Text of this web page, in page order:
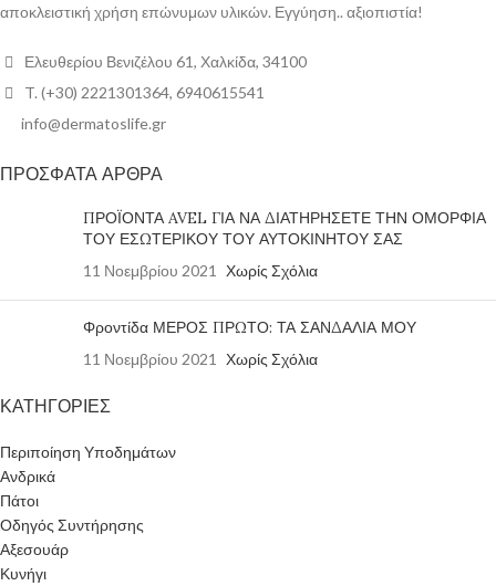
αποκλειστική χρήση επώνυμων υλικών. Εγγύηση.. αξιοπιστία!
Ελευθερίου Βενιζέλου 61, Χαλκίδα, 34100
T. (+30) 2221301364, 6940615541
info@dermatoslife.gr
ΠΡΟΣΦΑΤΑ ΑΡΘΡΑ
ΠΡΟΪΟΝΤΑ AVEL ΓΙΑ ΝΑ ΔΙΑΤΗΡΗΣΕΤΕ ΤΗΝ ΟΜΟΡΦΙΑ
ΤΟΥ ΕΣΩΤΕΡΙΚΟΥ ΤΟΥ ΑΥΤΟΚΙΝΗΤΟΥ ΣΑΣ
11 Νοεμβρίου 2021 Χωρίς Σχόλια
Φροντίδα ΜΕΡΟΣ ΠΡΩΤΟ: ΤΑ ΣΑΝΔΑΛΙΑ ΜΟΥ
11 Νοεμβρίου 2021 Χωρίς Σχόλια
ΚΑΤΗΓΟΡΙΕΣ
Περιποίηση Υποδημάτων
Ανδρικά
Πάτοι
Οδηγός Συντήρησης
Αξεσουάρ
Κυνήγι